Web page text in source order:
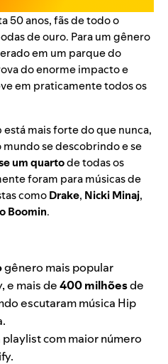
50 anos, fãs de todo o
de ouro. Para um gênero
em um parque do
do enorme impacto e
em praticamente todos os
está mais forte do que nunca,
se descobrindo e se
um quartode todas os
foram para músicas de
comoDrake, Nicki Minaj,
Boomin.
gênero mais popular
e mais de400 milhõesde
escutaram música Hip
playlist com maior número